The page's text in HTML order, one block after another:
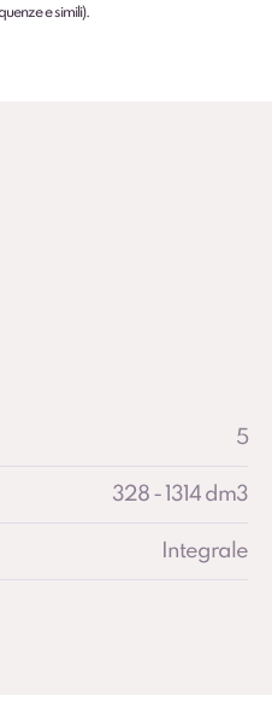
e simili).
5
328 - 1314 dm3
Integrale